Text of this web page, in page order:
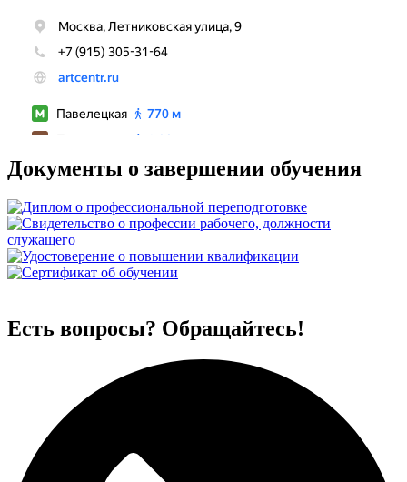
Документы о завершении обучения
Есть вопросы? Обращайтесь!